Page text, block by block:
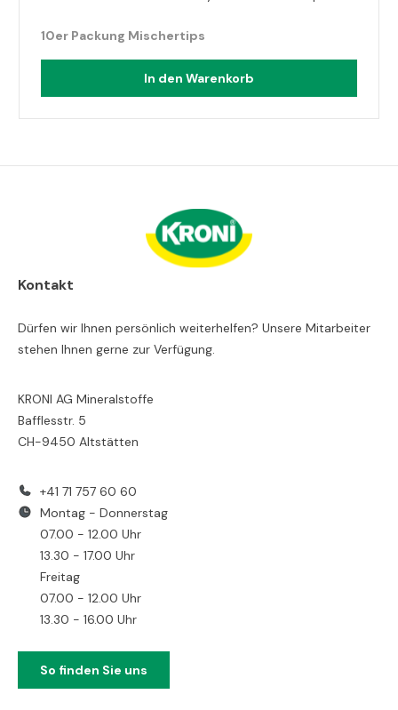
10er Packung Mischertips
In den Warenkorb
Kontakt
Dürfen wir Ihnen persönlich weiterhelfen? Unsere Mitarbeiter
stehen Ihnen gerne zur Verfügung.
KRONI AG Mineralstoffe
Bafflesstr. 5
CH-9450 Altstätten
+41 71 757 60 60
Montag - Donnerstag
07.00 - 12.00 Uhr
13.30 - 17.00 Uhr
Freitag
07.00 - 12.00 Uhr
13.30 - 16.00 Uhr
So finden Sie uns